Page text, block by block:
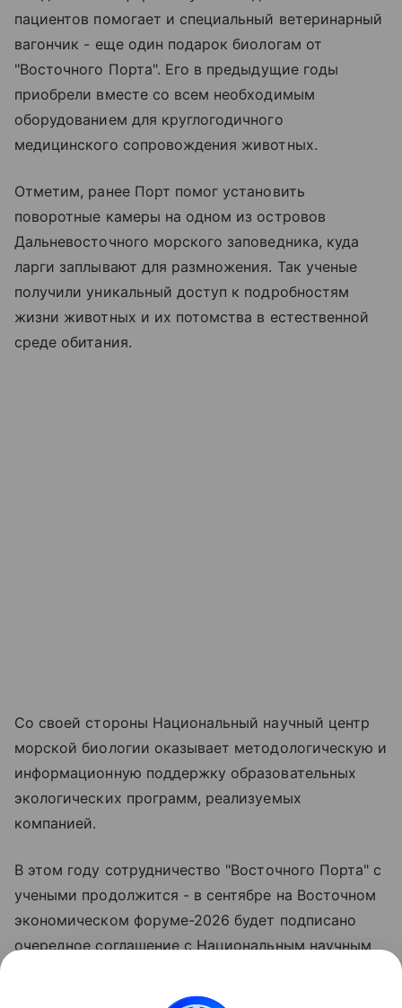
пациентов помогает и специальный ветеринарный
вагончик - еще один подарок биологам от
"Восточного Порта". Его в предыдущие годы
приобрели вместе со всем необходимым
оборудованием для круглогодичного
медицинского сопровождения животных.
Отметим, ранее Порт помог установить
поворотные камеры на одном из островов
Дальневосточного морского заповедника, куда
ларги заплывают для размножения. Так ученые
получили уникальный доступ к подробностям
жизни животных и их потомства в естественной
среде обитания.
Со своей стороны Национальный научный центр
морской биологии оказывает методологическую и
информационную поддержку образовательных
экологических программ, реализуемых
компанией.
В этом году сотрудничество "Восточного Порта" с
учеными продолжится - в сентябре на Восточном
экономическом форуме-2026 будет подписано
очередное соглашение с Национальным научным
направленное на всестороннюю поддержку